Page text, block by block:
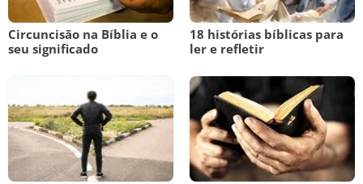
Circuncisão na Bíblia e o
seu significado
18 histórias bíblicas para
ler e refletir